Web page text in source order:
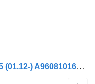
Mercedes-Benz Actros MP4 1845 (01.12-) A9608101619 bočni retrovizor za Mercedes-Benz Actros MP4 Antos Arocs (2012-) tegljača